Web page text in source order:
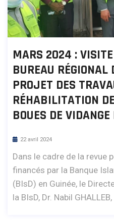
MARS 2024 :
BUREAU
PROJET DES
RÉHABILITATION
BOUES DE
22 avril 2024
Dans le cadre de la revue
financés par la Banque
(BIsD) en Guinée, le
la BIsD, Dr. Nabil